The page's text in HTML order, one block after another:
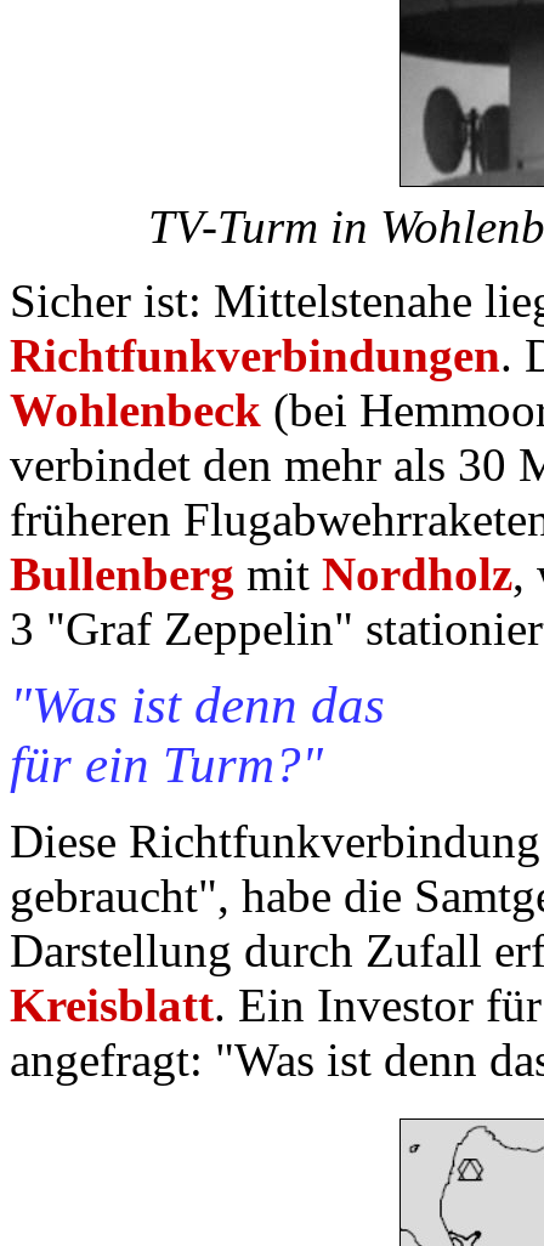
TV-Turm in
Sicher ist: Mittelstenahe
Richtfunkverbindungen.
Wohlenbeck (bei
verbindet den mehr als 30
früheren
Bullenberg mit Nordholz,
3 "Graf Zeppelin"
"Was ist denn das
für ein Turm?"
Diese
gebraucht", habe die
Darstellung durch Zufall
Kreisblatt. Ein Investor
angefragt: "Was ist denn